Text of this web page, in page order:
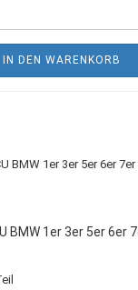
IN DEN WARENKORB
BMW 1er 3er 5er 6er